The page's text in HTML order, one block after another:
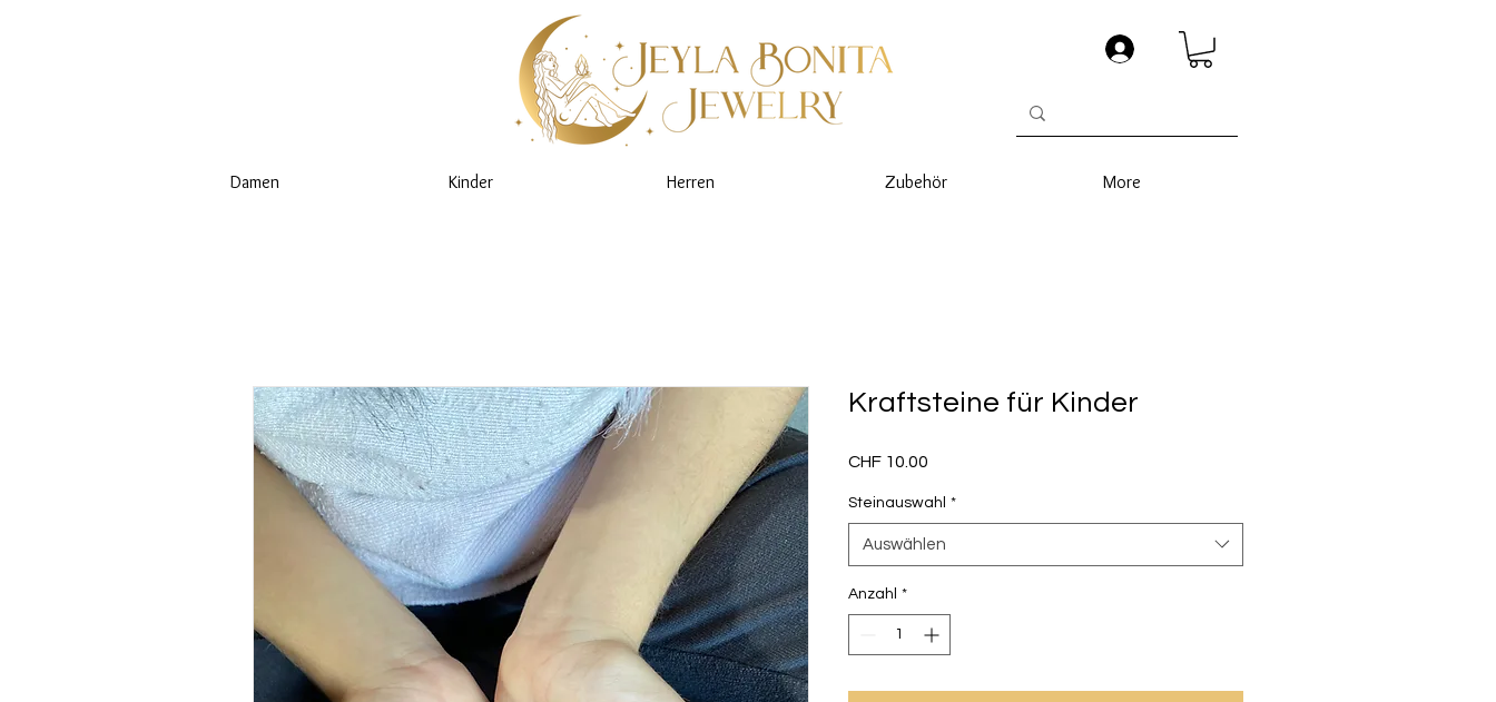
Damen Kinder Herren Zubehör More
Kraftsteine für Kinder
CHF 10.00
Steinauswahl *
Auswählen
Anzahl *